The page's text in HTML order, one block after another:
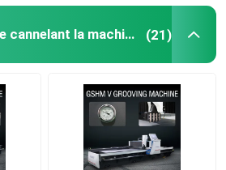
V à grande vitesse cannelant la machine (21)